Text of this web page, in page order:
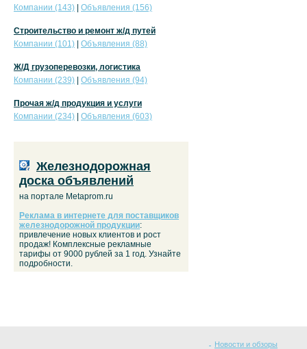
Компании (143)
Объявления (156)
Строительство и ремонт ж/д путей
Компании (101)
Объявления (88)
Ж/Д грузоперевозки, логистика
Компании (239)
Объявления (94)
Прочая ж/д продукция и услуги
Компании (234)
Объявления (603)
Железнодорожная
доска объявлений
на портале Metaprom.ru
Реклама в интернете для поставщиков
железнодорожной продукции:
привлечение новых клиентов и рост
продаж! Комплексные рекламные
тарифы от 9000 рублей за 1 год. Узнайте
подробности.
Новости и обзоры